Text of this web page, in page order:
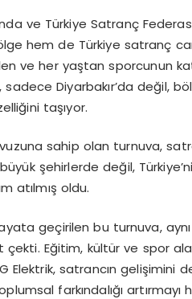
ve Türkiye Satranç
hem de Türkiye satranç
ve her yaştan sporcunun
sadece Diyarbakır’da
taşıyor.
sahip olan turnuva,
şehirlerde değil,
atılmış oldu.
geçirilen bu turnuva,
çekti. Eğitim, kültür ve spor
Elektrik, satrancın
farkındalığı artırmayı